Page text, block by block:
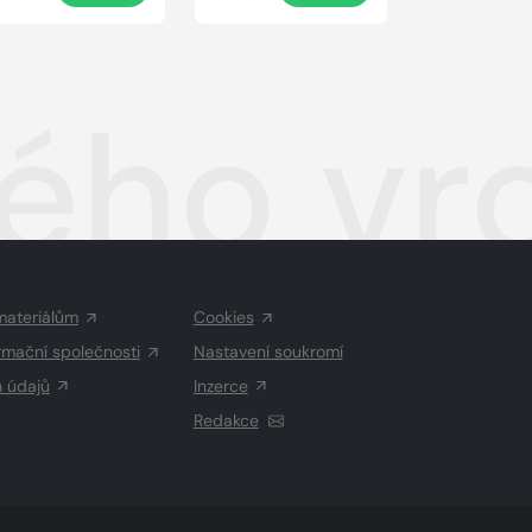
společnosti
údajů
Cookies
Nastavení soukromí
Inzerce
Redakce